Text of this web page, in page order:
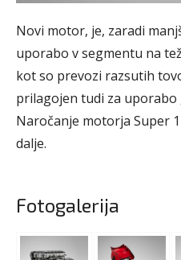
Novi motor, je, zaradi
uporabo v segmentu na
kot so prevozi razsutih
prilagojen tudi za uporabo
Naročanje motorja Super
dalje.
Fotogalerija